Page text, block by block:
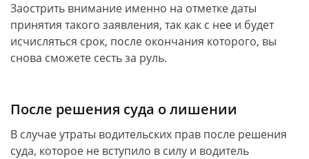
Заострить внимание именно на отметке даты
принятия такого заявления, так как с нее и будет
исчисляться срок, после окончания которого, вы
снова сможете сесть за руль.
После решения суда о лишении
В случае утраты водительских прав после решения
суда, которое не вступило в силу и водитель